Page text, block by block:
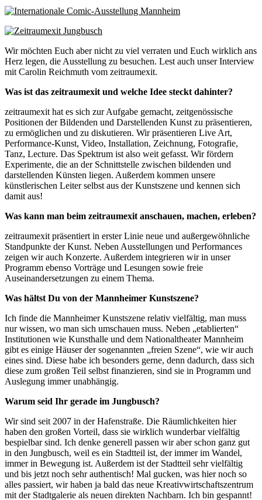
Wir möchten Euch aber nicht zu viel verraten und Euch wirklich ans
Herz legen, die Ausstellung zu besuchen. Lest auch unser Interview
mit Carolin Reichmuth vom zeitraumexit.
Was ist das zeitraumexit und welche Idee steckt dahinter?
zeitraumexit hat es sich zur Aufgabe gemacht, zeitgenössische
Positionen der Bildenden und Darstellenden Kunst zu präsentieren,
zu ermöglichen und zu diskutieren. Wir präsentieren Live Art,
Performance-Kunst, Video, Installation, Zeichnung, Fotografie,
Tanz, Lecture. Das Spektrum ist also weit gefasst. Wir fördern
Experimente, die an der Schnittstelle zwischen bildenden und
darstellenden Künsten liegen. Außerdem kommen unsere
künstlerischen Leiter selbst aus der Kunstszene und kennen sich
damit aus!
Was kann man beim zeitraumexit anschauen, machen, erleben?
zeitraumexit präsentiert in erster Linie neue und außergewöhnliche
Standpunkte der Kunst. Neben Ausstellungen und Performances
zeigen wir auch Konzerte. Außerdem integrieren wir in unser
Programm ebenso Vorträge und Lesungen sowie freie
Auseinandersetzungen zu einem Thema.
Was hältst Du von der Mannheimer Kunstszene?
Ich finde die Mannheimer Kunstszene relativ vielfältig, man muss
nur wissen, wo man sich umschauen muss. Neben „etablierten“
Institutionen wie Kunsthalle und dem Nationaltheater Mannheim
gibt es einige Häuser der sogenannten „freien Szene“, wie wir auch
eines sind. Diese habe ich besonders gerne, denn dadurch, dass sich
diese zum großen Teil selbst finanzieren, sind sie in Programm und
Auslegung immer unabhängig.
Warum seid Ihr gerade im Jungbusch?
Wir sind seit 2007 in der Hafenstraße. Die Räumlichkeiten hier
haben den großen Vorteil, dass sie wirklich wunderbar vielfältig
bespielbar sind. Ich denke generell passen wir aber schon ganz gut
in den Jungbusch, weil es ein Stadtteil ist, der immer im Wandel,
immer in Bewegung ist. Außerdem ist der Stadtteil sehr vielfältig
und bis jetzt noch sehr authentisch! Mal gucken, was hier noch so
alles passiert, wir haben ja bald das neue Kreativwirtschaftszentrum
mit der Stadtgalerie als neuen direkten Nachbarn. Ich bin gespannt!